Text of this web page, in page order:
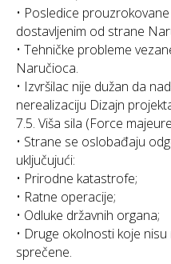
• Posledice
dostavljenim od strane
• Tehničke probleme
Naručioca.
• Izvršilac nije dužan da
nerealizaciju Dizajn
7.5. Viša sila (Force
• Strane se oslobađaju
uključujući:
• Prirodne katastrofe;
• Ratne operacije;
• Odluke državnih organa;
• Druge okolnosti koje
sprečene.